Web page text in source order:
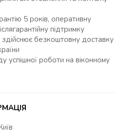
5 років, оперативну
підтримку
безкоштовну доставку
успішної роботи на віконному